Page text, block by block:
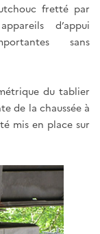
fretté par
d’appui
sans
du tablier
de la chaussée à
mis en place sur